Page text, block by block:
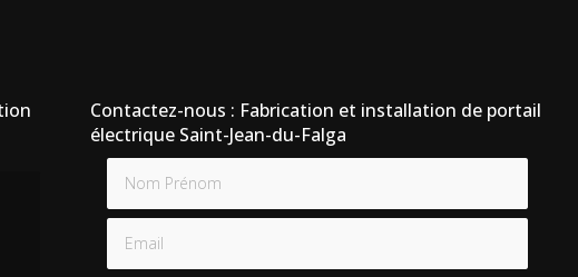
Contactez-nous : Fabrication et installation de portail
électrique Saint-Jean-du-Falga
Nom Prénom
Email